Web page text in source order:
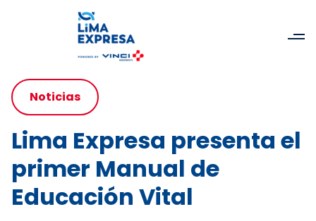
Noticias
Lima Expresa presenta el
primer Manual de
Educación Vital